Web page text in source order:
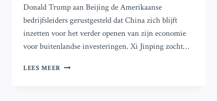
Donald Trump aan Beijing de Amerikaanse
bedrijfsleiders gerustgesteld dat China zich blijft
inzetten voor het verder openen van zijn economie
voor buitenlandse investeringen. Xi Jinping zocht…
LEES MEER XI